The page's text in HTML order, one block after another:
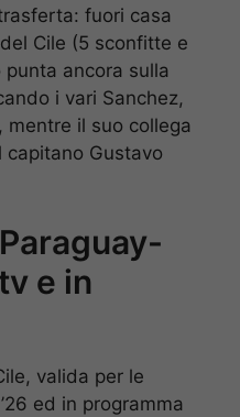
fuori casa
Cile (5 sconfitte e
ancora sulla
i vari Sanchez,
mentre il suo collega
capitano Gustavo
e in
valida per le
ed in programma